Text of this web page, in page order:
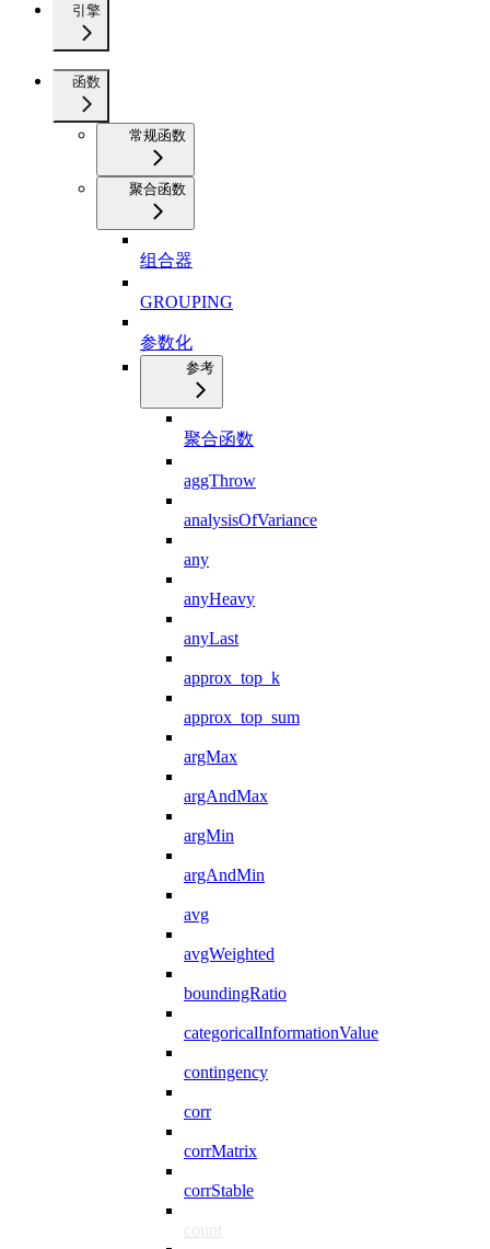
引擎
函数
常规函数
聚合函数
组合器
GROUPING
参数化
参考
聚合函数
aggThrow
analysisOfVariance
any
anyHeavy
anyLast
approx_top_k
approx_top_sum
argMax
argAndMax
argMin
argAndMin
avg
avgWeighted
boundingRatio
categoricalInformationValue
contingency
corr
corrMatrix
corrStable
count